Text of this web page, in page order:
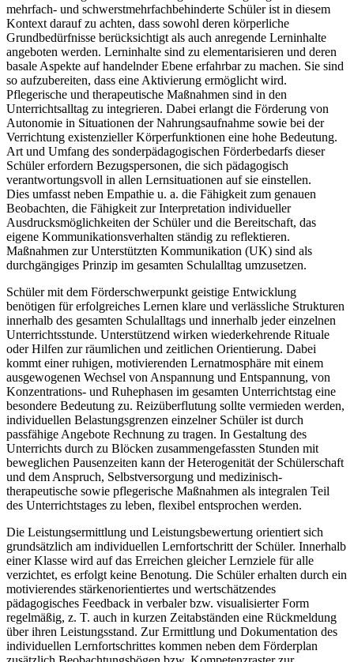
mehrfach- und schwerstmehrfachbehinderte Schüler ist in diesem
Kontext darauf zu achten, dass sowohl deren körperliche
Grundbedürfnisse berücksichtigt als auch anregende Lerninhalte
angeboten werden. Lerninhalte sind zu elementarisieren und deren
basale Aspekte auf handelnder Ebene erfahrbar zu machen. Sie sind
so aufzubereiten, dass eine Aktivierung ermöglicht wird.
Pflegerische und therapeutische Maßnahmen sind in den
Unterrichtsalltag zu integrieren. Dabei erlangt die Förderung von
Autonomie in Situationen der Nahrungsaufnahme sowie bei der
Verrichtung existenzieller Körperfunktionen eine hohe Bedeutung.
Art und Umfang des sonderpädagogischen Förderbedarfs dieser
Schüler erfordern Bezugspersonen, die sich pädagogisch
verantwortungsvoll in allen Lernsituationen auf sie einstellen.
Dies umfasst neben Empathie u. a. die Fähigkeit zum genauen
Beobachten, die Fähigkeit zur Interpretation individueller
Ausdrucksmöglichkeiten der Schüler und die Bereitschaft, das
eigene Kommunikationsverhalten ständig zu reflektieren.
Maßnahmen zur Unterstützten Kommunikation (UK) sind als
durchgängiges Prinzip im gesamten Schulalltag umzusetzen.
Schüler mit dem Förderschwerpunkt geistige Entwicklung
benötigen für erfolgreiches Lernen klare und verlässliche Strukturen
innerhalb des gesamten Schulalltags und innerhalb jeder einzelnen
Unterrichtsstunde. Unterstützend wirken wiederkehrende Rituale
oder Hilfen zur räumlichen und zeitlichen Orientierung. Dabei
kommt einer ruhigen, motivierenden Lernatmosphäre mit einem
ausgewogenen Wechsel von Anspannung und Entspannung, von
Konzentrations- und Ruhephasen im gesamten Unterrichtstag eine
besondere Bedeutung zu. Reizüberflutung sollte vermieden werden,
individuellen Belastungsgrenzen einzelner Schüler ist durch
passfähige Angebote Rechnung zu tragen. In Gestaltung des
Unterrichts durch zu Blöcken zusammengefassten Stunden mit
beweglichen Pausenzeiten kann der Heterogenität der Schülerschaft
und dem Anspruch, Selbstversorgung und medizinisch-
therapeutische sowie pflegerische Maßnahmen als integralen Teil
des Unterrichtstages zu leben, flexibel entsprochen werden.
Die Leistungsermittlung und Leistungsbewertung orientiert sich
grundsätzlich am individuellen Lernfortschritt der Schüler. Innerhalb
einer Klasse wird auf das Erreichen gleicher Lernziele für alle
verzichtet, es erfolgt keine Benotung. Die Schüler erhalten durch ein
motivierendes stärkenorientiertes und wertschätzendes
pädagogisches Feedback in verbaler bzw. visualisierter Form
regelmäßig, z. T. auch in kurzen Zeitabständen eine Rückmeldung
über ihren Leistungsstand. Zur Ermittlung und Dokumentation des
individuellen Lernfortschrittes kommen neben dem Förderplan